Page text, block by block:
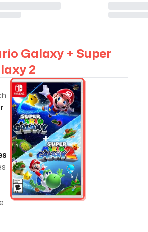
Galaxy + Super
2